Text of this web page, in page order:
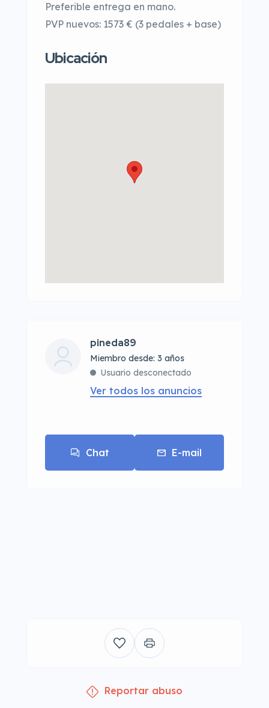
Preferible entrega en mano.
PVP nuevos: 1573 € (3 pedales + base)
Ubicación
pineda89
Miembro desde: 3 años
Usuario desconectado
Ver todos los anuncios
Chat E-mail
Reportar abuso